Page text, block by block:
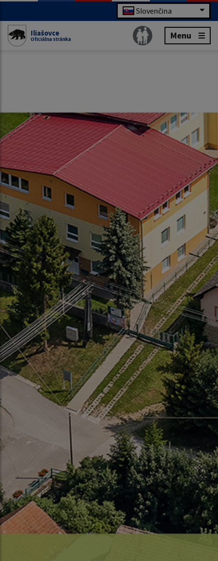
Slovenčina
Iliašovce
Oficiálna stránka Menu